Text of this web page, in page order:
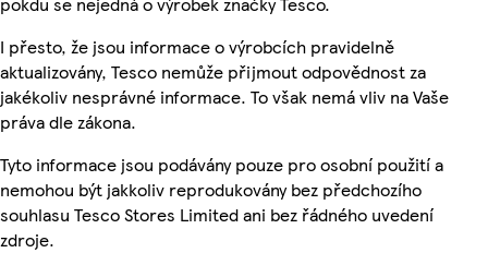
I přesto, že jsou informace o výrobcích pravidelně
aktualizovány, Tesco nemůže přijmout odpovědnost za
jakékoliv nesprávné informace. To však nemá vliv na Vaše
práva dle zákona.
Tyto informace jsou podávány pouze pro osobní použití a
nemohou být jakkoliv reprodukovány bez předchozího
souhlasu Tesco Stores Limited ani bez řádného uvedení
zdroje.